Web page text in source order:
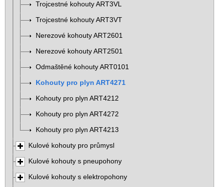
Trojcestné kohouty ART3VL
Trojcestné kohouty ART3VT
Nerezové kohouty ART2601
Nerezové kohouty ART2501
Odmaštěné kohouty ART0101
Kohouty pro plyn ART4271
Kohouty pro plyn ART4212
Kohouty pro plyn ART4272
Kohouty pro plyn ART4213
Kulové kohouty pro průmysl
Kulové kohouty s pneupohony
Kulové kohouty s elektropohony